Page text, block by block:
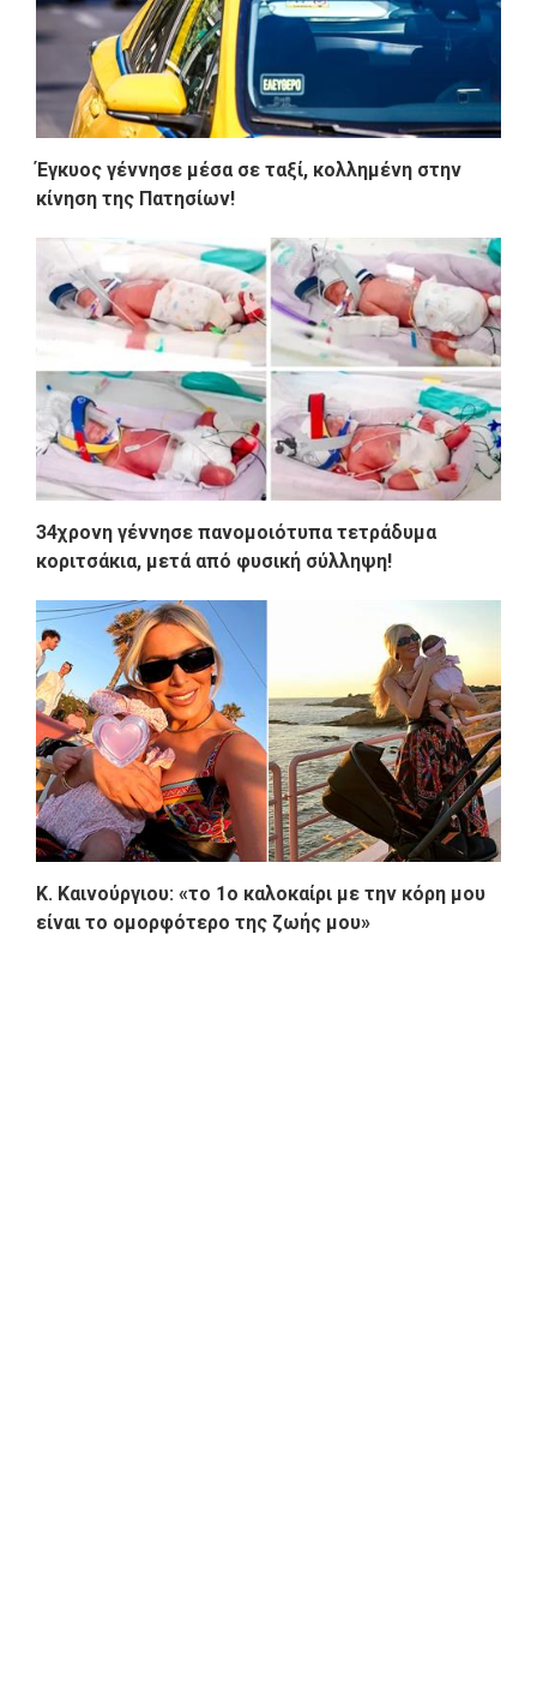
Έγκυος γέννησε μέσα σε ταξί, κολλημένη στην
κίνηση της Πατησίων!
34χρονη γέννησε πανομοιότυπα τετράδυμα
κοριτσάκια, μετά από φυσική σύλληψη!
K. Καινούργιου: «το 1ο καλοκαίρι με την κόρη μου
είναι το ομορφότερο της ζωής μου»